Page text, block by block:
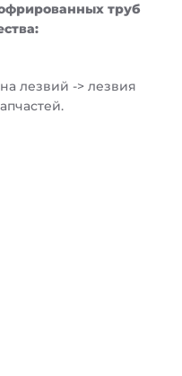
труб
лезвий -> лезвия